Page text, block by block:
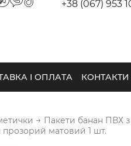
+38 (067) 953
І ОПЛАТА КОНТАКТИ
→ Пакети банан ПВХ
прозорий матовий 1 шт.